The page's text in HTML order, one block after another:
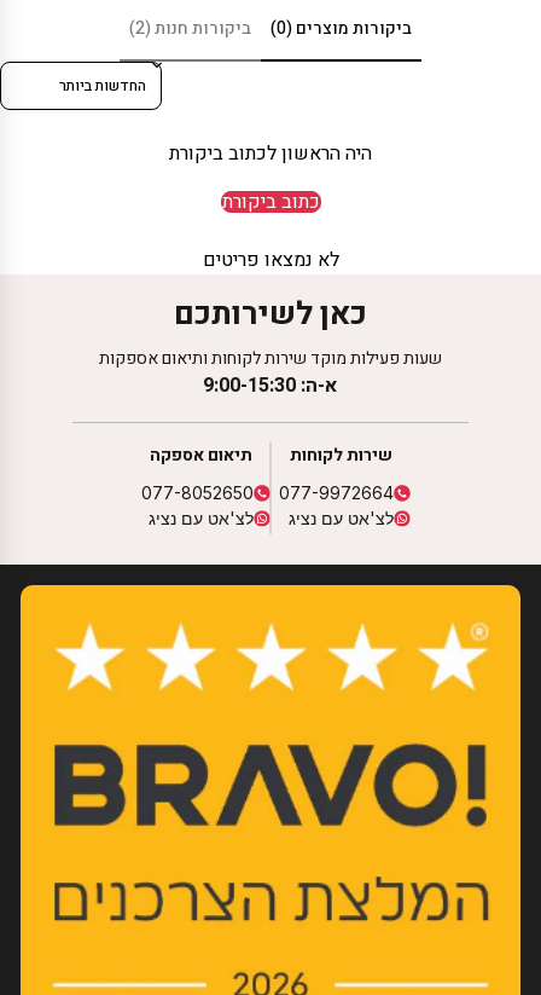
ביקורות מוצרים (0) ביקורות חנות (2)
Sort reviews by
היה הראשון לכתוב ביקורת
כתוב ביקורת
לא נמצאו פריטים
כאן לשירותכם
שעות פעילות מוקד שירות לקוחות ותיאום אספקות
א-ה: 9:00-15:30
שירות לקוחות
077-9972664
לצ'אט עם נציג
תיאום אספקה
077-8052650
לצ'אט עם נציג